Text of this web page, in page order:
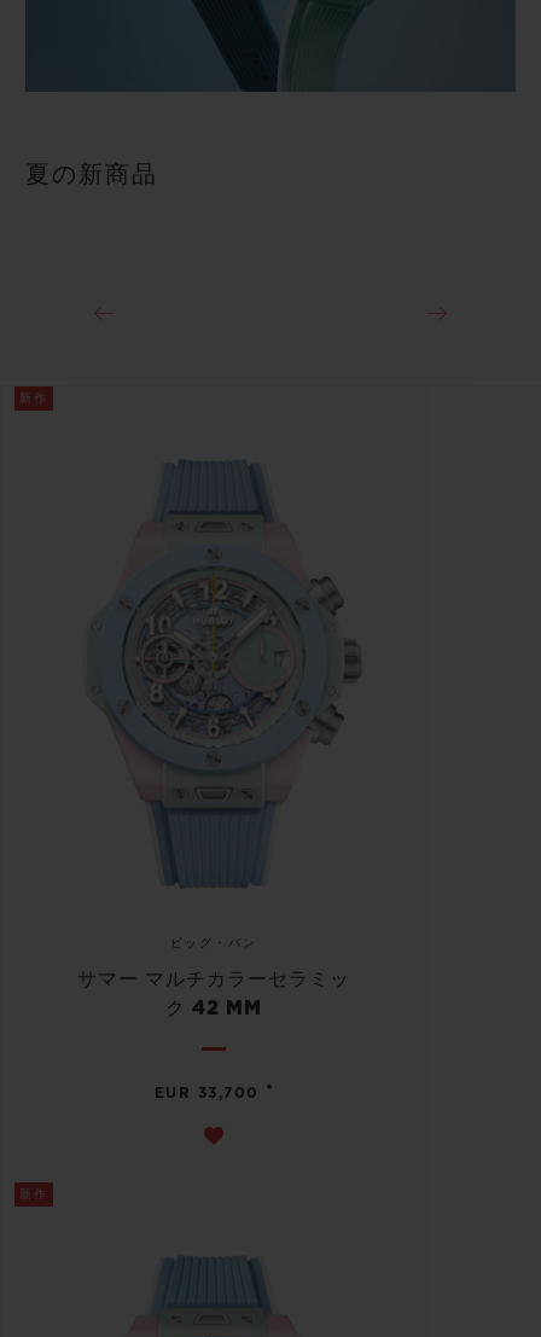
夏の新商品
新作
ビッグ・バン
サマー マルチカラーセラミッ
ク 42 MM
EUR 33,700 •
新作